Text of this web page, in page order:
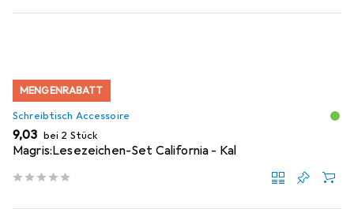
MENGENRABATT
Schreibtisch Accessoire
EUR
9,03 bei 2 Stück
Magris:Lesezeichen-Set California - Kal